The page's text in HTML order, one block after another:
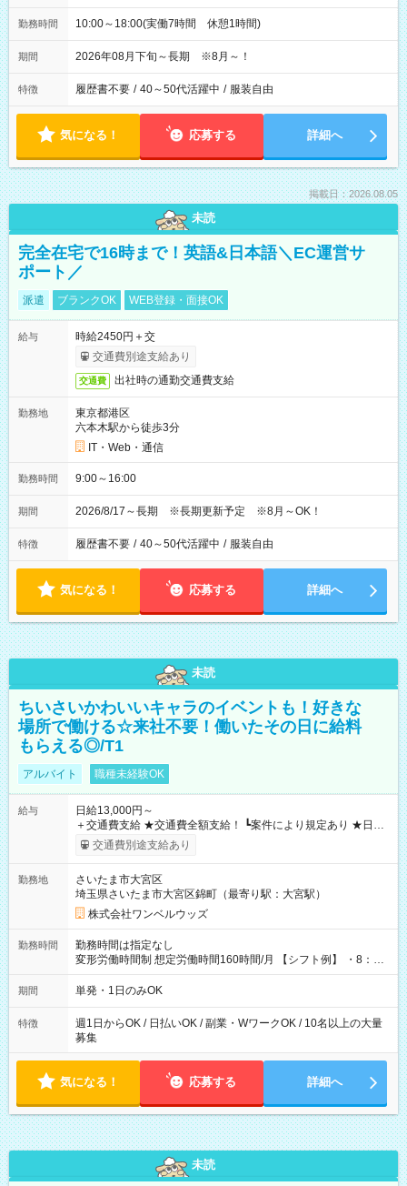
勤務時間 10:00～18:00(実働7時間 休憩1時間)
期間 2026年08月下旬～長期 ※8月～！
特徴 履歴書不要 / 40～50代活躍中 / 服装自由
気になる！ 応募する 詳細へ
掲載日：2026.08.05
未読
完全在宅で16時まで！英語&日本語＼EC運営サ
ポート／
派遣 ブランクOK WEB登録・面接OK
給与
時給2450円＋交
交通費別途支給あり
交通費 出社時の通勤交通費支給
勤務地
東京都港区
六本木駅から徒歩3分
IT・Web・通信
勤務時間 9:00～16:00
期間 2026/8/17～長期 ※長期更新予定 ※8月～OK！
特徴 履歴書不要 / 40～50代活躍中 / 服装自由
気になる！ 応募する 詳細へ
未読
ちいさいかわいいキャラのイベントも！好きな
場所で働ける☆来社不要！働いたその日に給料
もらえる◎/T1
アルバイト 職種未経験OK
給与
日給13,000円～
＋交通費支給 ★交通費全額支給！ ┗案件により規定あり ★日払
いOK！（規定あり） ┗働いたその日に現金GET♪ お仕事後はコ
ンビニATMから 日払い分を引き落とせます！ 【試用期間】試
交通費別途支給あり
勤務地
さいたま市大宮区
埼玉県さいたま市大宮区錦町（最寄り駅：大宮駅）
株式会社ワンベルウッズ
勤務時間
勤務時間は指定なし
変形労働時間制 想定労働時間160時間/月 【シフト例】 ・8：00
～21：00
期間 単発・1日のみOK
特徴
週1日からOK / 日払いOK / 副業・WワークOK / 10名以上の大量
募集
気になる！ 応募する 詳細へ
未読